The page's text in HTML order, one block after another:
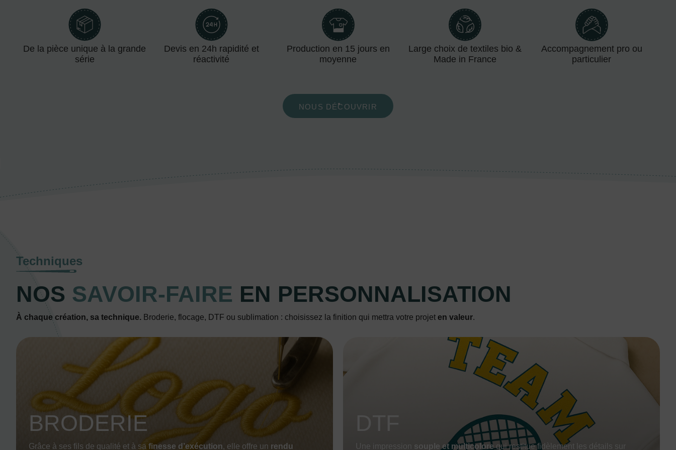
De la pièce unique à la grande
série
Devis en 24h rapidité et
réactivité
Production en 15 jours en
moyenne
Large choix de textiles bio &
Made in France
Accompagnement pro ou
particulier
NOUS DÉCOUVRIR
Techniques
NOS SAVOIR-FAIRE EN PERSONNALISATION
À chaque création, sa technique. Broderie, flocage, DTF ou sublimation : choisissez la finition qui mettra votre projet en valeur.
BRODERIE
Grâce à ses fils de qualité et à sa finesse d’exécution, elle offre un rendu
DTF
Une impression souple et multicolorequi restitue fidèlement les détails sur